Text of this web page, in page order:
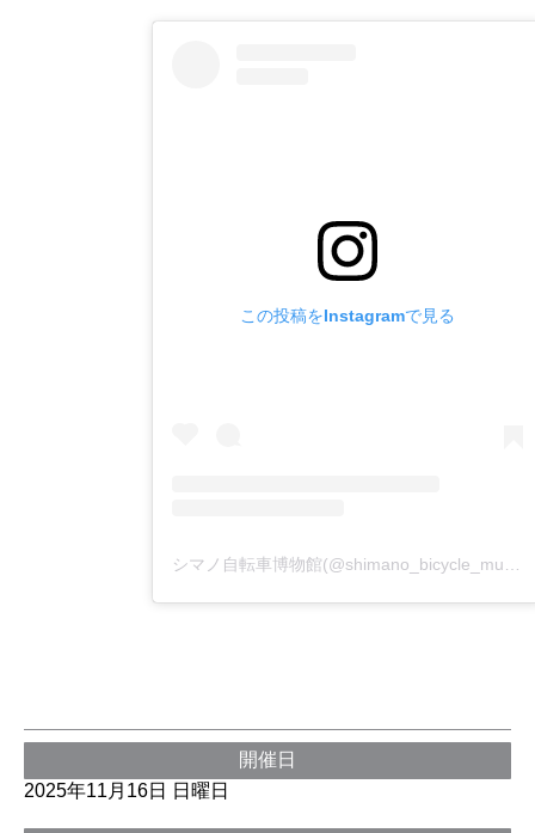
この投稿をInstagramで見る
シマノ自転車博物館(@shimano_bicycle_museum)がシェアした投稿
開催日
2025年11月16日 日曜日